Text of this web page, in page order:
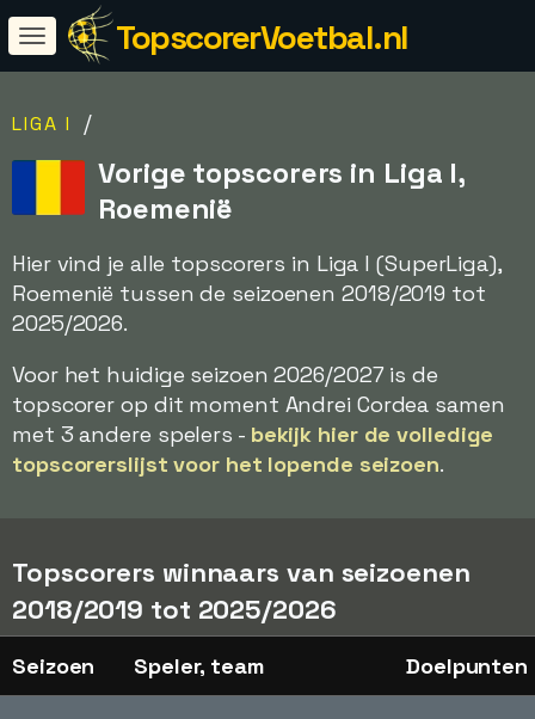
TopscorerVoetbal.nl
LIGA I /
Vorige topscorers in Liga I,
Roemenië
Hier vind je alle topscorers in Liga I (SuperLiga),
Roemenië tussen de seizoenen 2018/2019 tot
2025/2026.
Voor het huidige seizoen 2026/2027 is de
topscorer op dit moment Andrei Cordea samen
met 3 andere spelers - bekijk hier de volledige
topscorerslijst voor het lopende seizoen.
Topscorers winnaars van seizoenen
2018/2019 tot 2025/2026
Seizoen Speler, team Doelpunten